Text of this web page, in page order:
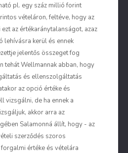
pl. egy száz millió forint
vételáron, feltéve, hogy az
az értékaránytalanságot, azaz
lehívásra kerül és ennek
jelentős összeget fog
tehát Wellmannak abban, hogy
és ellenszolgáltatás
az opció értéke és
vizsgálni, de ha ennek a
akkor arra az
Salamonná állít, hogy - az
szerződés szoros
értéke és vételára